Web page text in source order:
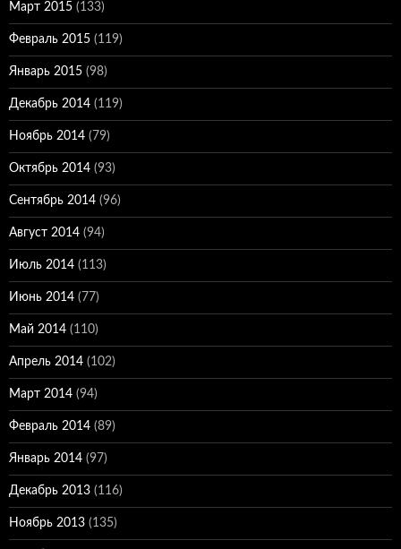
Март 2015 (133)
Февраль 2015 (119)
Январь 2015 (98)
Декабрь 2014 (119)
Ноябрь 2014 (79)
Октябрь 2014 (93)
Сентябрь 2014 (96)
Август 2014 (94)
Июль 2014 (113)
Июнь 2014 (77)
Май 2014 (110)
Апрель 2014 (102)
Март 2014 (94)
Февраль 2014 (89)
Январь 2014 (97)
Декабрь 2013 (116)
Ноябрь 2013 (135)